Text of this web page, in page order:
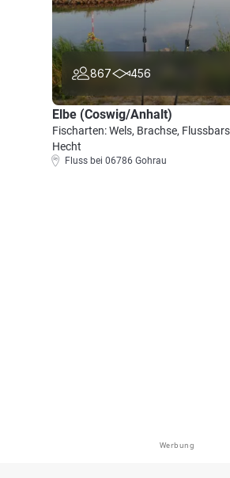
867 456
Elbe (Coswig/Anhalt)
Fischarten: Wels, Brachse,
Hecht
Fluss bei 06786 Gohrau
Werbung